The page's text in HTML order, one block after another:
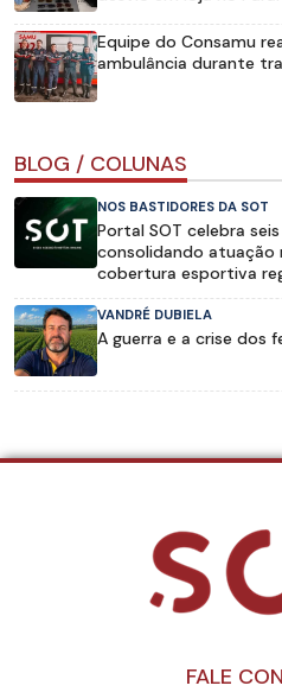
Equipe do Consamu
ambulância durante
BLOG / COLUNAS
NOS BASTIDORES DA SOT
Portal SOT celebra
consolidando atuação
cobertura esportiva
VANDRÉ DUBIELA
A guerra e a crise dos
FALE